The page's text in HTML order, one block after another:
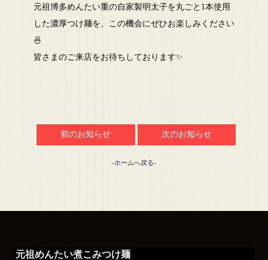
元祖博多めんたい重の自家製明太子を丸ごと1本使用
した濃厚つけ麺を、この機会にぜひお楽しみください
🍜
皆さまのご来店をお待ちしております✨
前のお知らせ 次のお知らせ
-ホームへ戻る-
元祖めんたい煮こみつけ麺